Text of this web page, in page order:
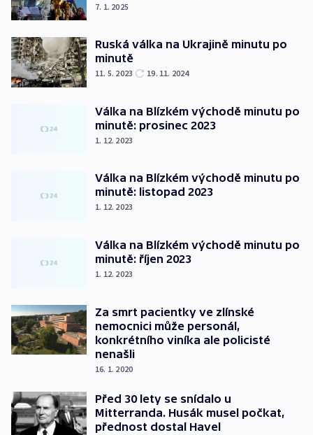
7. 1. 2025
Ruská válka na Ukrajině minutu po
minutě
11. 5. 2023 19. 11. 2024
Válka na Blízkém východě minutu po
minutě: prosinec 2023
1. 12. 2023
Válka na Blízkém východě minutu po
minutě: listopad 2023
1. 12. 2023
Válka na Blízkém východě minutu po
minutě: říjen 2023
1. 12. 2023
Za smrt pacientky ve zlínské
nemocnici může personál,
konkrétního viníka ale policisté
nenašli
16. 1. 2020
Před 30 lety se snídalo u
Mitterranda. Husák musel počkat,
přednost dostal Havel